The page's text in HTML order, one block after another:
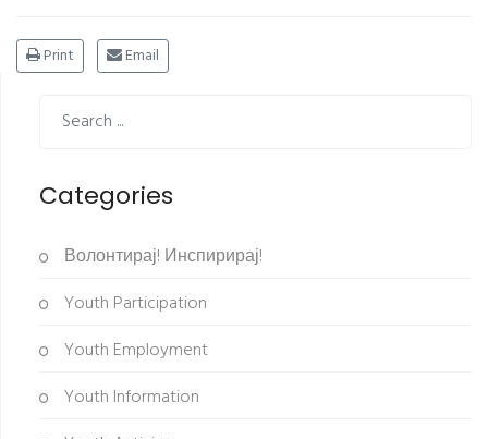
Print Email
Categories
Волонтирај! Инспирирај!
Youth Participation
Youth Employment
Youth Information